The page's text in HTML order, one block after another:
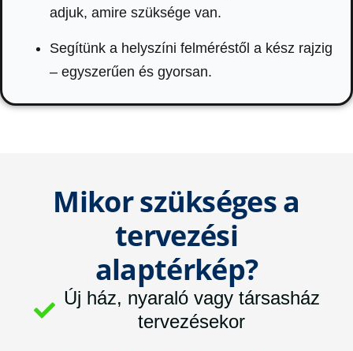
adjuk, amire szüksége van.
Segítünk a helyszíni felméréstől a kész rajzig
– egyszerűen és gyorsan.
Mikor szükséges a
tervezési
alaptérkép?
Új ház, nyaraló vagy társasház
tervezésekor